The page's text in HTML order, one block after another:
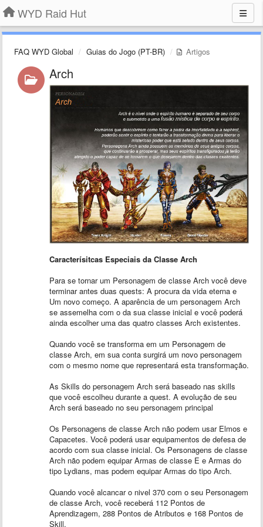
WYD Raid Hut
FAQ WYD Global Guias do Jogo (PT-BR) Artigos
Arch
Caracterísitcas Especiais da Classe Arch
Para se tornar um Personagem de classe Arch você deve
terminar antes duas quests: A procura da vida eterna e
Um novo começo. A aparência de um personagem Arch
se assemelha com o da sua classe inicial e você poderá
ainda escolher uma das quatro classes Arch existentes.
Quando você se transforma em um Personagem de
classe Arch, em sua conta surgirá um novo personagem
com o mesmo nome que representará esta transformação.
As Skills do personagem Arch será baseado nas skills
que você escolheu durante a quest. A evolução de seu
Arch será baseado no seu personagem principal
Os Personagens de classe Arch não podem usar Elmos e
Capacetes. Você poderá usar equipamentos de defesa de
acordo com sua classe inicial. Os Personagens de classe
Arch não podem equipar Armas de classe E e Armas do
tipo Lydians, mas podem equipar Armas do tipo Arch.
Quando você alcancar o nivel 370 com o seu Personagem
de classe Arch, você receberá 112 Pontos de
Aprendizagem, 288 Pontos de Atributos e 168 Pontos de
Skill.